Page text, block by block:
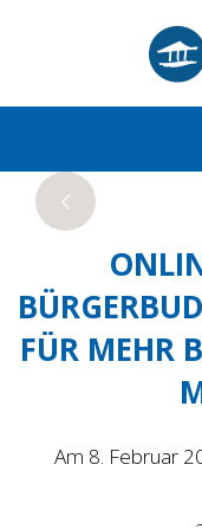
FÜR MEHR
Am 8. Februar